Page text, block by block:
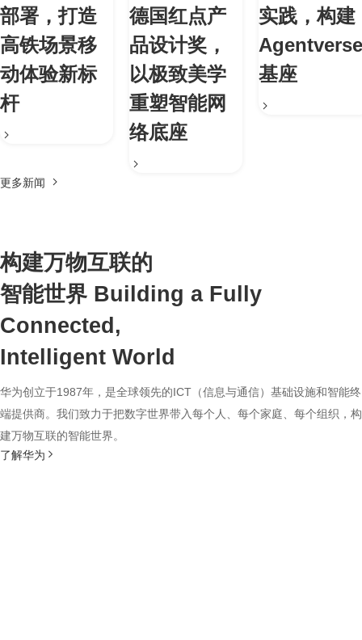
部署，打造
高铁场景移
动体验新标
杆
德国红点产
品设计奖，
以极致美学
重塑智能网
络底座
实践，构建
Agentverse
基座
更多新闻
构建万物互联的
智能世界 Building a Fully
Connected,
Intelligent World
华为创立于1987年，是全球领先的ICT（信息与通信）基础设施和智能终
端提供商。我们致力于把数字世界带入每个人、每个家庭、每个组织，构
建万物互联的智能世界。
了解华为